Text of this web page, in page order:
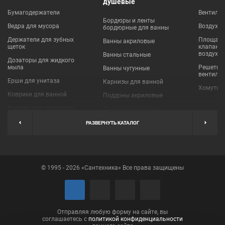
Бумагодержатели
Ведра для мусора
Держатели для зубных
щеток
Дозаторы для жидкого
мыла
Ерши для унитаза
Коврики для ванной
Мыльницы
Полотенцедержатели
Сушилки для белья
Бордюры и ленты
бордюрные для ванны
Ванны акриловые
Ванны стальные
Ванны чугунные
Карнизы для ванной
Поддоны акриловые
Пробки для ванн
клапаны
Решетки
Хомуты
РАЗВЕРНУТЬ КАТАЛОГ
© 1995 - 2026 «Сантехника» Все права защищены
Отправляя любую форму на сайте, вы
соглашаетесь с политикой конфиденциальности